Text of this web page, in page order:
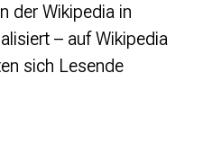
der Wikipedia in
– auf Wikipedia
sich Lesende